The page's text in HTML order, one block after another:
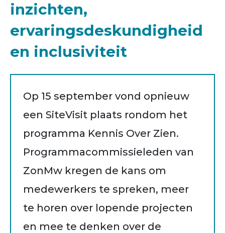
inzichten,
ervaringsdeskundigheid
en inclusiviteit
Op 15 september vond opnieuw
een SiteVisit plaats rondom het
programma Kennis Over Zien.
Programmacommissieleden van
ZonMw kregen de kans om
medewerkers te spreken, meer
te horen over lopende projecten
en mee te denken over de